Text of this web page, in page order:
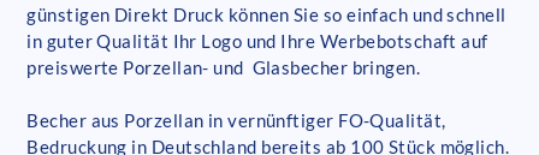
günstigen Direkt Druck können Sie so einfach und schnell
in guter Qualität Ihr Logo und Ihre Werbebotschaft auf
preiswerte Porzellan- und Glasbecher bringen.
Becher aus Porzellan in vernünftiger FO-Qualität,
Bedruckung in Deutschland bereits ab 100 Stück möglich.